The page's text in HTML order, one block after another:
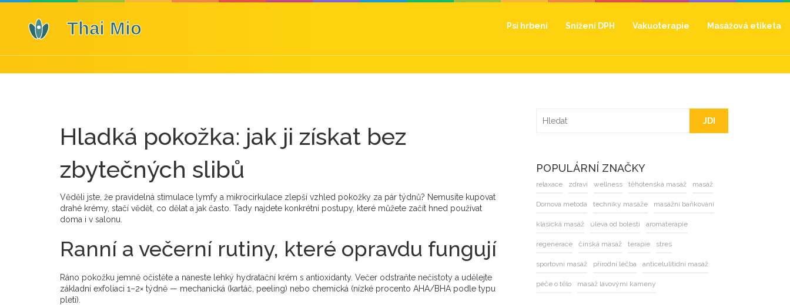
Psí hrbení Snížení DPH Vakuoterapie Masážová etiketa
Hladká pokožka: jak ji získat bez
zbytečných slibů
Věděli jste, že pravidelná stimulace lymfy a mikrocirkulace zlepší vzhled pokožky za pár týdnů? Nemusíte kupovat
drahé krémy, stačí vědět, co dělat a jak často. Tady najdete konkrétní postupy, které můžete začít hned používat
doma i v salonu.
Ranní a večerní rutiny, které opravdu fungují
Ráno pokožku jemně očistěte a naneste lehký hydratační krém s antioxidanty. Večer odstraňte nečistoty a udělejte
základní exfoliaci 1–2× týdně — mechanická (kartáč, peeling) nebo chemická (nízké procento AHA/BHA podle typu
pleti).
JDI
POPULÁRNÍ ZNAČKY
relaxace zdraví wellness těhotenská masáž masáž
Dornova metoda techniky masáže masážní baňkování
klasická masáž úleva od bolesti aromaterapie
regenerace čínská masáž terapie stres
sportovní masáž přírodní léčba anticelulitidní masáž
péče o tělo masáž lávovými kameny